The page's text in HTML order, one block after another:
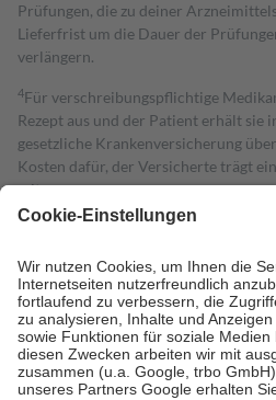
Prüfungen, die zu deiner
Lieferfrist um die Dauer der
verlängern.
4Für verschreibungspflichtige
Rezept aus und der Patient erhält sie
gesetzliche Krankenversicherung
Kosten dafür, der Versicherte trägt
mit.
Grundsätzlich leisten Mitglieder
höchstens zehn Euro.
Es sind jedoch
Kosten der Leistung zu entrichten.
Diese Regeln gelten grundsätzlich
Bei Heilmitteln und häuslicher
Zuzahlung zehn Prozent der Kosten
Verordnung.
Um das Engagement der Versicherten